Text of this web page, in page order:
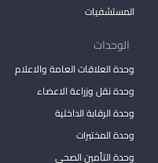
المستشفيات
الوحدات
وحدة العلاقات العامة والاعلام
وحدة نقل وزراعة الاعضاء
وحدة الرقابة الداخلية
وحدة المختبرات
وحدة التأمين الصحي